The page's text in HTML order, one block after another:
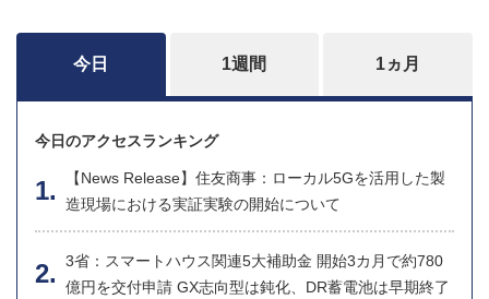
今日 1週間 1ヵ月
今日のアクセスランキング
【News Release】住友商事：ローカル5Gを活用した製
造現場における実証実験の開始について
3省：スマートハウス関連5大補助金 開始3カ月で約780
億円を交付申請 GX志向型は鈍化、DR蓄電池は早期終了